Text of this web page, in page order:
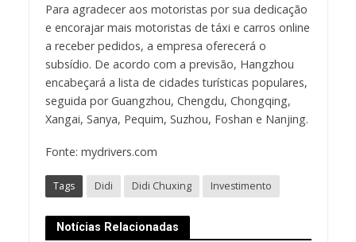
Para agradecer aos motoristas por sua dedicação
e encorajar mais motoristas de táxi e carros online
a receber pedidos, a empresa oferecerá o
subsídio. De acordo com a previsão, Hangzhou
encabeçará a lista de cidades turísticas populares,
seguida por Guangzhou, Chengdu, Chongqing,
Xangai, Sanya, Pequim, Suzhou, Foshan e Nanjing.
Fonte: mydrivers.com
Tags Didi Didi Chuxing Investimento
Notícias Relacionadas